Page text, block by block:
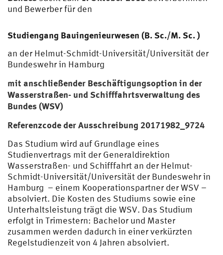
und Bewerber für den
Studiengang Bauingenieurwesen (B. Sc./M. Sc. )
an der Helmut-Schmidt-Universität/Universität der
Bundeswehr in Hamburg
mit anschließender Beschäftigungsoption in der
Wasserstraßen- und Schifffahrtsverwaltung des
Bundes (WSV)
Referenzcode der Ausschreibung 20171982_9724
Das Studium wird auf Grundlage eines
Studienvertrags mit der Generaldirektion
Wasserstraßen- und Schifffahrt an der Helmut-
Schmidt-Universität/Universität der Bundeswehr in
Hamburg – einem Kooperationspartner der WSV –
absolviert. Die Kosten des Studiums sowie eine
Unterhaltsleistung trägt die WSV. Das Studium
erfolgt in Trimestern: Bachelor und Master
zusammen werden dadurch in einer verkürzten
Regelstudienzeit von 4 Jahren absolviert.